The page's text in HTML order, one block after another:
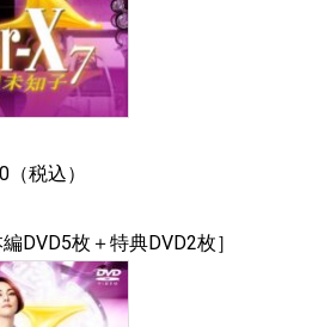
税込）
DVD5枚＋特典DVD2枚］